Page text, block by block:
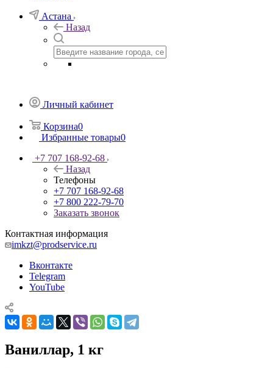
Астана
Назад
Личный кабинет
Корзина0
Избранные товары0
+7 707 168-92-68
Назад
Телефоны
+7 707 168-92-68
+7 800 222-79-70
Заказать звонок
Контактная информация
imkzt@prodservice.ru
Вконтакте
Telegram
YouTube
Ваниллар, 1 кг